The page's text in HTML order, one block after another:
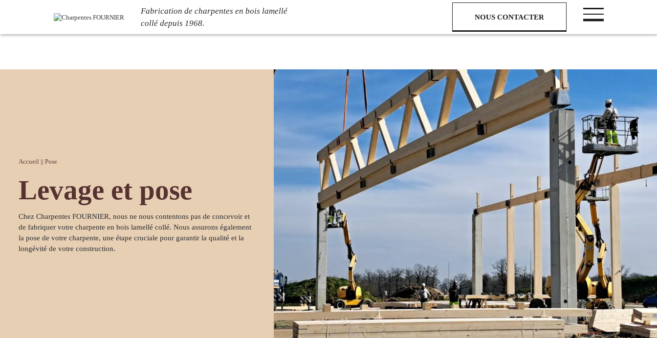
Fabrication de charpentes en bois lamellé
collé depuis 1968.
NOUS CONTACTER
Contact
Nous suivre
sur les réseaux
Accueil || Pose
Levage et pose
Chez Charpentes FOURNIER, nous ne nous contentons pas de concevoiret
de fabriquer votre charpente en bois lamellé collé. Nous assurons également
la pose de votre charpente, une étape cruciale pour garantir la qualité et la
longévité de votre construction.